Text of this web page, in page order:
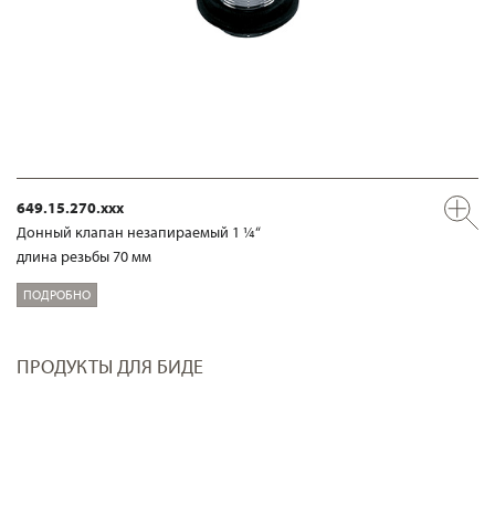
649.15.270.xxx
Донный клапан незапираемый 1 ¼“
длина резьбы 70 мм
ПОДРОБНО
ПРОДУКТЫ ДЛЯ БИДЕ